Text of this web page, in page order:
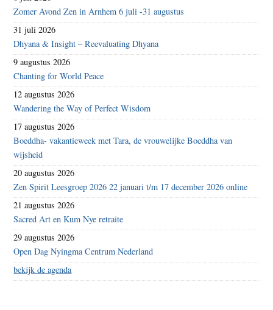
Zomer Avond Zen in Arnhem 6 juli -31 augustus
31 juli 2026
Dhyana & Insight – Reevaluating Dhyana
9 augustus 2026
Chanting for World Peace
12 augustus 2026
Wandering the Way of Perfect Wisdom
17 augustus 2026
Boeddha- vakantieweek met Tara, de vrouwelijke Boeddha van
wijsheid
20 augustus 2026
Zen Spirit Leesgroep 2026 22 januari t/m 17 december 2026 online
21 augustus 2026
Sacred Art en Kum Nye retraite
29 augustus 2026
Open Dag Nyingma Centrum Nederland
bekijk de agenda